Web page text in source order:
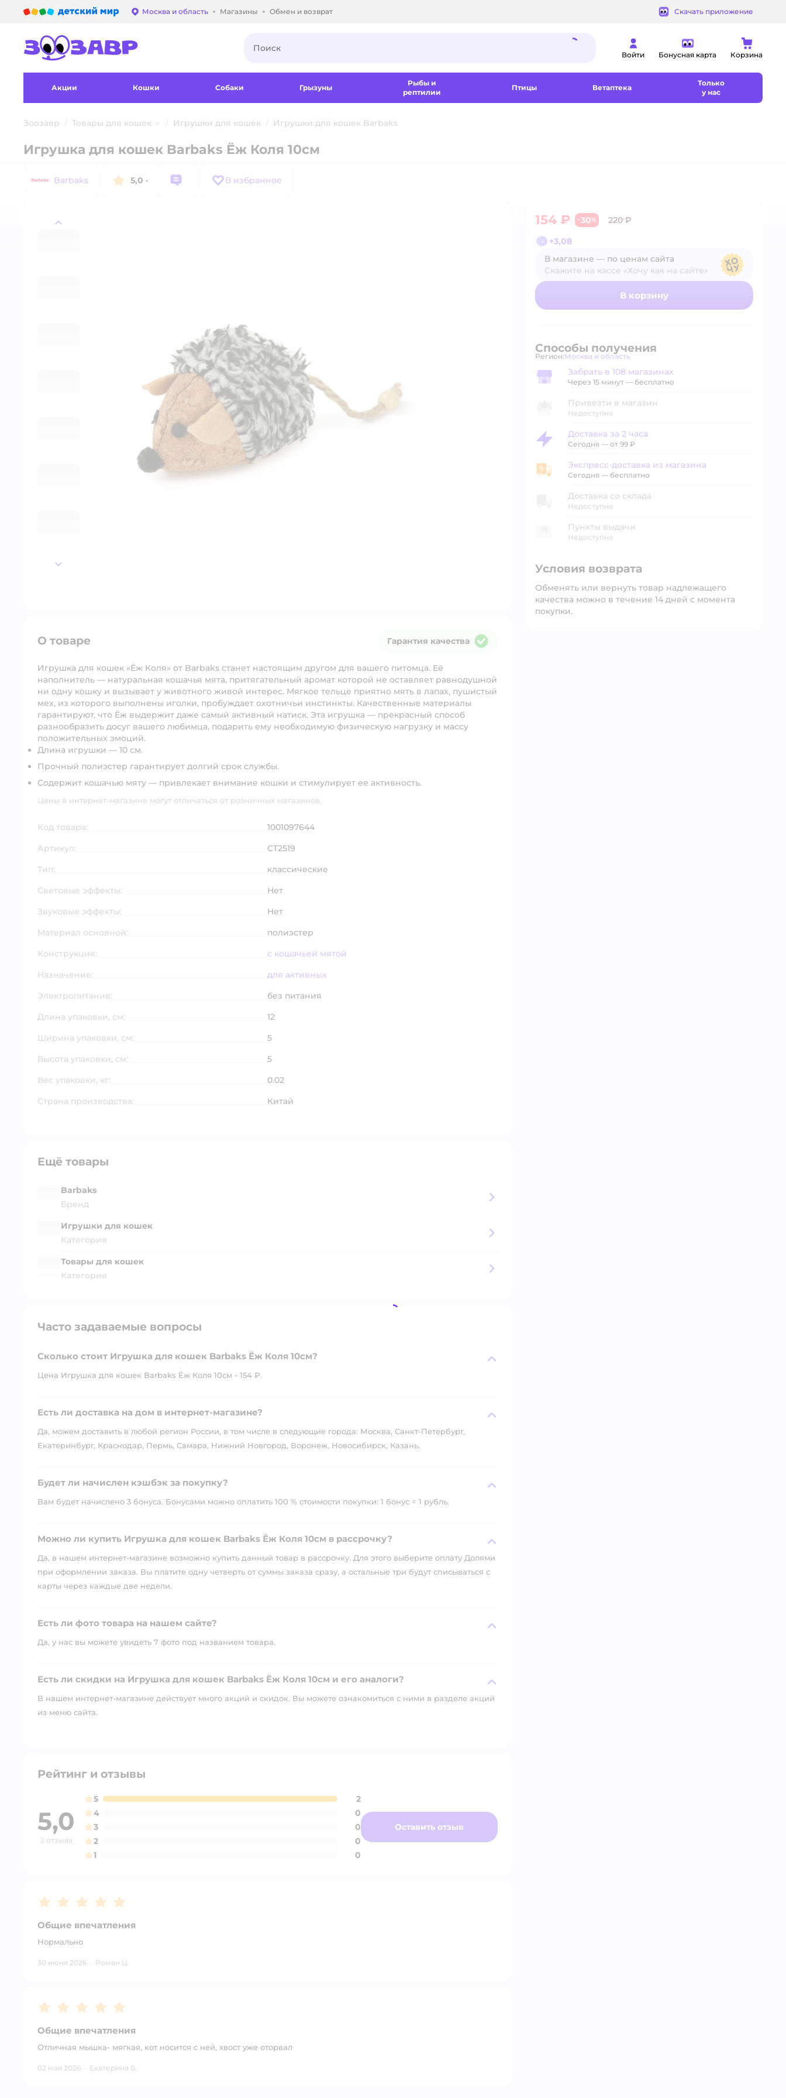
Выбор адреса доставки.
Москва и область Магазины Обмен и возврат Скачать приложение
Войти Бонусная карта Корзина
Акции Кошки Собаки Грызуны
Рыбы и
рептилии
Птицы Ветаптека
Только
у нас
Зоозавр Товары для кошек Игрушки для кошек Игрушки для кошек Barbaks
назад
далее
Игрушка для кошек Barbaks Ёж Коля 10см
Barbaks 5,0 · В избранное
154 ₽ −30%
220 ₽
+3,08
В магазине — по ценам сайта
Скажите на кассе «Хочу как на сайте»
В магазине — по ценам сайта
В корзину
Способы получения
Регион: Выбор адреса доставки.
Москва и область
Забрать в магазине
Забрать в 108 магазинах
Через 15 минут — бесплатно
Привезти в магазин
Недоступно
Доставка за 2 часа
Доставка за 2 часа
Сегодня — от 99 ₽
Экспресс-доставка из магазина
Экспресс-доставка из магазина
Сегодня — бесплатно
Доставка со склада
Недоступно
Пункты выдачи
Недоступно
Условия возврата
Обменять или вернуть товар надлежащего
качества можно в течение 14 дней с момента
покупки.
О товаре Гарантия качества
Игрушка для кошек «Ёж Коля» от Barbaks станет настоящим другом для вашего питомца. Её
наполнитель — натуральная кошачья мята, притягательный аромат которой не оставляет равнодушной
ни одну кошку и вызывает у животного живой интерес. Мягкое тельце приятно мять в лапах, пушистый
мех, из которого выполнены иголки, пробуждает охотничьи инстинкты. Качественные материалы
гарантируют, что Ёж выдержит даже самый активный натиск. Эта игрушка — прекрасный способ
разнообразить досуг вашего любимца, подарить ему необходимую физическую нагрузку и массу
положительных эмоций.
Длина игрушки — 10 см.
Прочный полиэстер гарантирует долгий срок службы.
Содержит кошачью мяту — привлекает внимание кошки и стимулирует ее активность.
Цены в интернет-магазине могут отличаться от розничных магазинов.
Код товара:
1001097644
Артикул:
CT2519
Тип:
классические
Световые эффекты:
Нет
Звуковые эффекты:
Нет
Материал основной:
полиэстер
Конструкция:
с кошачьей мятой
Назначение:
для активных
Электропитание:
без питания
Длина упаковки, см:
12
Ширина упаковки, см:
5
Высота упаковки, см:
5
Вес упаковки, кг:
0.02
Страна производства:
Китай
Ещё товары
Barbaks
Бренд
Игрушки для кошек
Категория
Товары для кошек
Категория
Часто задаваемые вопросы
Сколько стоит Игрушка для кошек Barbaks Ёж Коля 10см?
Цена Игрушка для кошек Barbaks Ёж Коля 10см - 154 ₽.
Есть ли доставка на дом в интернет-магазине?
Да, можем доставить в любой регион России, в том числе в следующие города: Москва, Санкт-Петербург,
Екатеринбург, Краснодар, Пермь, Самара, Нижний Новгород, Воронеж, Новосибирск, Казань.
Будет ли начислен кэшбэк за покупку?
Вам будет начислено 3 бонуса. Бонусами можно оплатить 100 % стоимости покупки: 1 бонус = 1 рубль.
Можно ли купить Игрушка для кошек Barbaks Ёж Коля 10см в рассрочку?
Да, в нашем интернет-магазине возможно купить данный товар в рассрочку. Для этого выберите оплату Долями
при оформлении заказа. Вы платите одну четверть от суммы заказа сразу, а остальные три будут списываться с
карты через каждые две недели.
Есть ли фото товара на нашем сайте?
Да, у нас вы можете увидеть 7 фото под названием товара.
Есть ли скидки на Игрушка для кошек Barbaks Ёж Коля 10см и его аналоги?
В нашем интернет-магазине действует много акций и скидок. Вы можете ознакомиться с ними в разделе акций
из меню сайта.
Рейтинг и отзывы
5,0
2 отзыва
5
2
4
0
3
0
2
0
1
0
Оставить отзыв
Рейтинг:5
Общие впечатления
Нормально
30 июня 2026 · Роман Ц.
Рейтинг:5
Общие впечатления
Отличная мышка- мягкая, кот носится с ней, хвост уже оторвал
02 мая 2026 · Екатерина Б.